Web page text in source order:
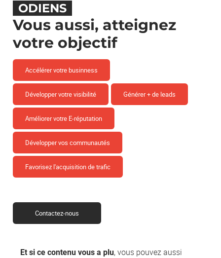
ODIENS
Vous aussi, atteignez
votre objectif
Accélérer votre businness
Développer votre visibilité Générer + de leads
Améliorer votre E-réputation
Développer vos communautés
Favorisez l'acquisition de trafic
Contactez-nous
Et si ce contenu vous a plu, vous pouvez aussi